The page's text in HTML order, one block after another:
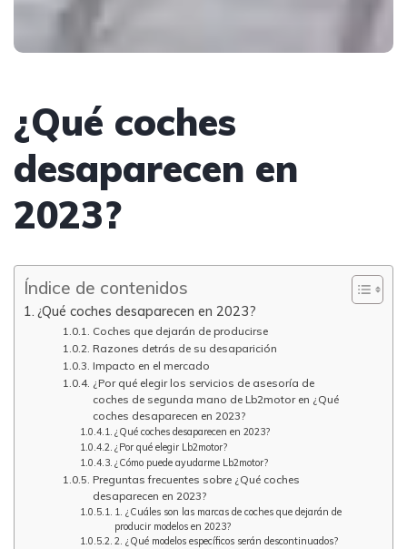
¿Qué coches
desaparecen en
2023?
Índice de contenidos
¿Qué coches desaparecen en 2023?
Coches que dejarán de producirse
Razones detrás de su desaparición
Impacto en el mercado
¿Por qué elegir los servicios de asesoría de
coches de segunda mano de Lb2motor en ¿Qué
coches desaparecen en 2023?
¿Qué coches desaparecen en 2023?
¿Por qué elegir Lb2motor?
¿Cómo puede ayudarme Lb2motor?
Preguntas frecuentes sobre ¿Qué coches
desaparecen en 2023?
1. ¿Cuáles son las marcas de coches que dejarán de
producir modelos en 2023?
2. ¿Qué modelos específicos serán descontinuados?